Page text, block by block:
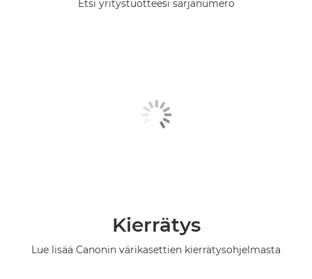
Etsi yritystuotteesi sarjanumero
Kierrätys
Lue lisää Canonin värikasettien kierrätysohjelmasta